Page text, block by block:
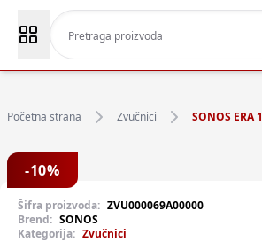
Početna strana Zvučnici SONOS
-10%
Šifra proizvoda: ZVU000069A00000
Brend: SONOS
Kategorija: Zvučnici